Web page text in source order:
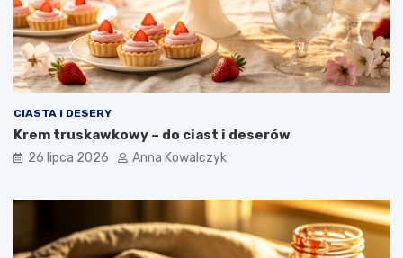
CIASTA I DESERY
Krem truskawkowy – do ciast i deserów
26 lipca 2026 Anna Kowalczyk